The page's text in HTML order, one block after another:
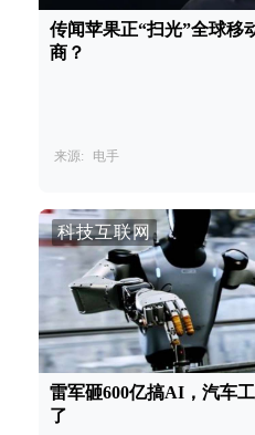
传闻苹果正“扫光”全球移
商？
来源: 电手
科技互联网
雷军砸600亿搞AI，汽车
了